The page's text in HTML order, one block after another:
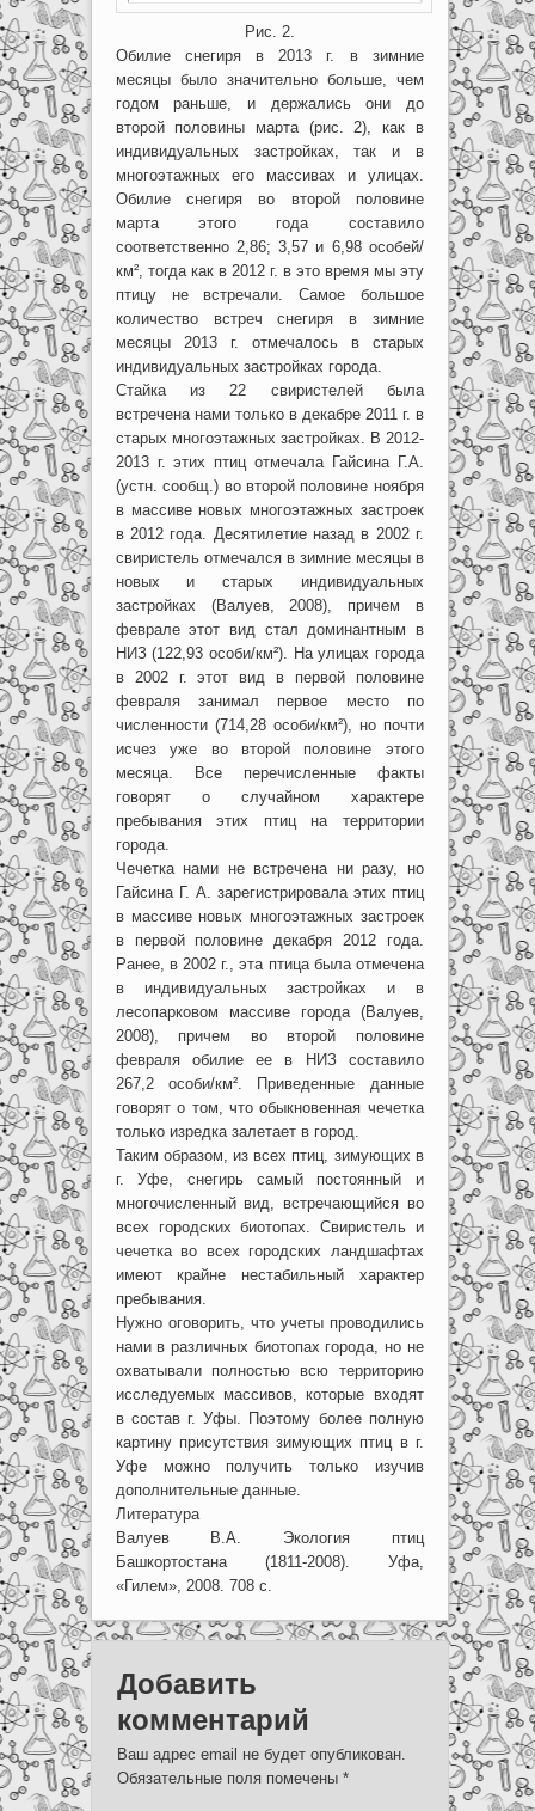
Рис. 2.
Обилие снегиря в 2013 г. в зимние
месяцы было значительно больше, чем
годом раньше, и держались они до
второй половины марта (рис. 2), как в
индивидуальных застройках, так и в
многоэтажных его массивах и улицах.
Обилие снегиря во второй половине
марта этого года составило
соответственно 2,86; 3,57 и 6,98 особей/
км², тогда как в 2012 г. в это время мы эту
птицу не встречали. Самое большое
количество встреч снегиря в зимние
месяцы 2013 г. отмечалось в старых
индивидуальных застройках города.
Стайка из 22 свиристелей была
встречена нами только в декабре 2011 г. в
старых многоэтажных застройках. В 2012-
2013 г. этих птиц отмечала Гайсина Г.А.
(устн. сообщ.) во второй половине ноября
в массиве новых многоэтажных застроек
в 2012 года. Десятилетие назад в 2002 г.
свиристель отмечался в зимние месяцы в
новых и старых индивидуальных
застройках (Валуев, 2008), причем в
феврале этот вид стал доминантным в
НИЗ (122,93 особи/км²). На улицах города
в 2002 г. этот вид в первой половине
февраля занимал первое место по
численности (714,28 особи/км²), но почти
исчез уже во второй половине этого
месяца. Все перечисленные факты
говорят о случайном характере
пребывания этих птиц на территории
города.
Чечетка нами не встречена ни разу, но
Гайсина Г. А. зарегистрировала этих птиц
в массиве новых многоэтажных застроек
в первой половине декабря 2012 года.
Ранее, в 2002 г., эта птица была отмечена
в индивидуальных застройках и в
лесопарковом массиве города (Валуев,
2008), причем во второй половине
февраля обилие ее в НИЗ составило
267,2 особи/км². Приведенные данные
говорят о том, что обыкновенная чечетка
только изредка залетает в город.
Таким образом, из всех птиц, зимующих в
г. Уфе, снегирь самый постоянный и
многочисленный вид, встречающийся во
всех городских биотопах. Свиристель и
чечетка во всех городских ландшафтах
имеют крайне нестабильный характер
пребывания.
Нужно оговорить, что учеты проводились
нами в различных биотопах города, но не
охватывали полностью всю территорию
исследуемых массивов, которые входят
в состав г. Уфы. Поэтому более полную
картину присутствия зимующих птиц в г.
Уфе можно получить только изучив
дополнительные данные.
Литература
Валуев В.А. Экология птиц
Башкортостана (1811-2008). Уфа,
«Гилем», 2008. 708 с.
Добавить
комментарий
Ваш адрес email не будет опубликован.
Обязательные поля помечены *